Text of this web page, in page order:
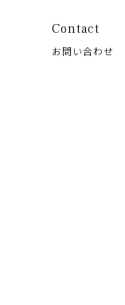
Contact
お問い合わせ